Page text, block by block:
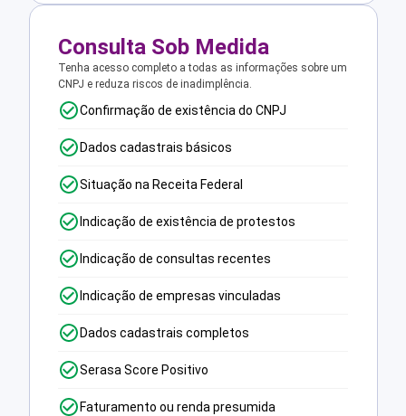
Consulta Sob Medida
Tenha acesso completo a todas as informações sobre um
CNPJ e reduza riscos de inadimplência.
Confirmação de existência do CNPJ
Dados cadastrais básicos
Situação na Receita Federal
Indicação de existência de protestos
Indicação de consultas recentes
Indicação de empresas vinculadas
Dados cadastrais completos
Serasa Score Positivo
Faturamento ou renda presumida